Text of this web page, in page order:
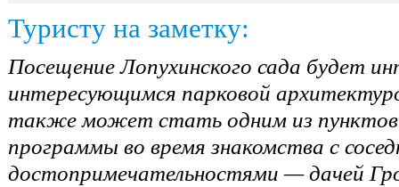
Туристу на заметку:
Посещение Лопухинского сада будет
интересующимся парковой
также может стать одним из пунктов
программы во время знакомства с
достопримечательностями — дачей